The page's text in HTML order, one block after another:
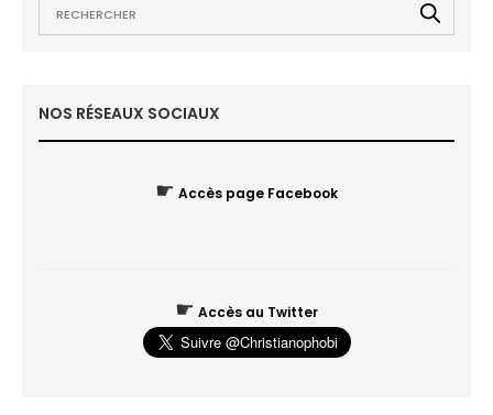
NOS RÉSEAUX SOCIAUX
☛ Accès page Facebook
☛ Accès au Twitter